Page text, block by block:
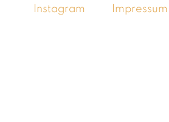
Instagram Impressum |